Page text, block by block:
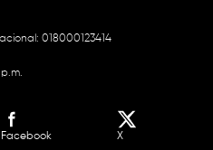
018000123414
Facebook X